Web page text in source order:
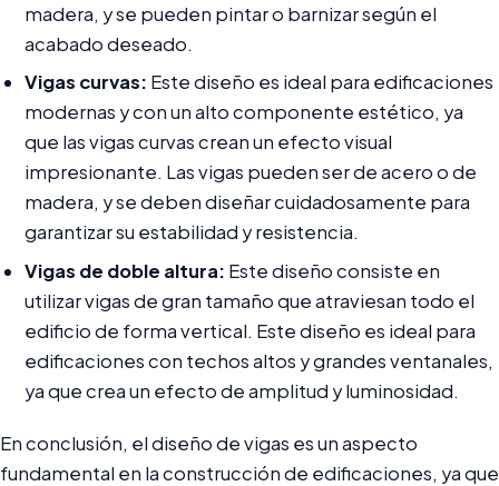
madera, y se pueden pintar o barnizar según el
acabado deseado.
Vigas curvas: Este diseño es ideal para edificaciones
modernas y con un alto componente estético, ya
que las vigas curvas crean un efecto visual
impresionante. Las vigas pueden ser de acero o de
madera, y se deben diseñar cuidadosamente para
garantizar su estabilidad y resistencia.
Vigas de doble altura: Este diseño consiste en
utilizar vigas de gran tamaño que atraviesan todo el
edificio de forma vertical. Este diseño es ideal para
edificaciones con techos altos y grandes ventanales,
ya que crea un efecto de amplitud y luminosidad.
En conclusión, el diseño de vigas es un aspecto
fundamental en la construcción de edificaciones, ya que